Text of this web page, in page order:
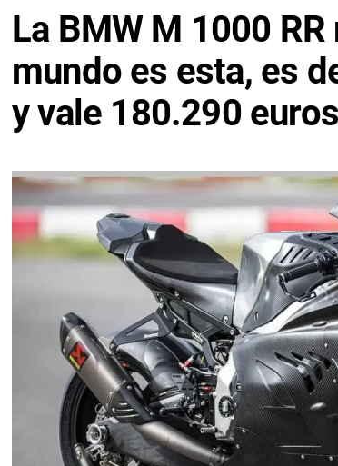
La BMW M 1000 RR
mundo es esta, es
y vale 180.290 euros